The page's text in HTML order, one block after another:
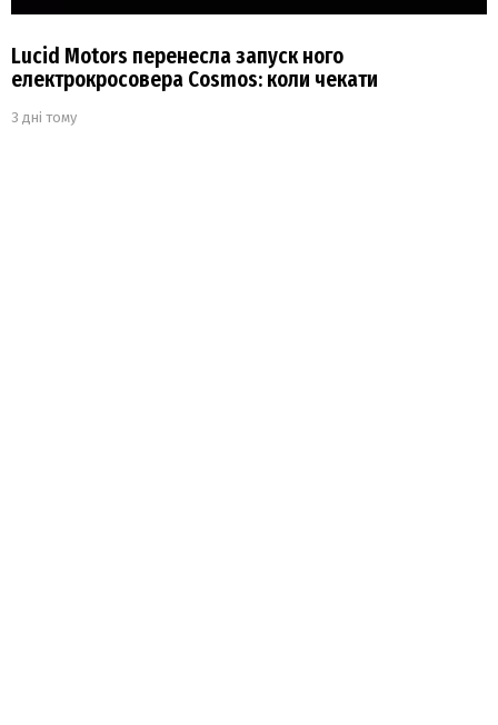
Lucid Motors перенесла запуск ного
електрокросовера Cosmos: коли чекати
3 дні тому